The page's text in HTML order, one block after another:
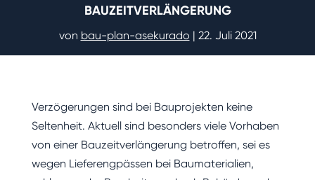
BAUZEITVERLÄNGERUNG
von bau-plan-asekurado | 22. Juli 2021
Verzögerungen sind bei Bauprojekten keine
Seltenheit. Aktuell sind besonders viele Vorhaben
von einer Bauzeitverlängerung betroffen, sei es
wegen Lieferengpässen bei Baumaterialien,